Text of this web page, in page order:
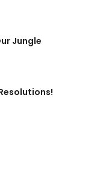
Jungle